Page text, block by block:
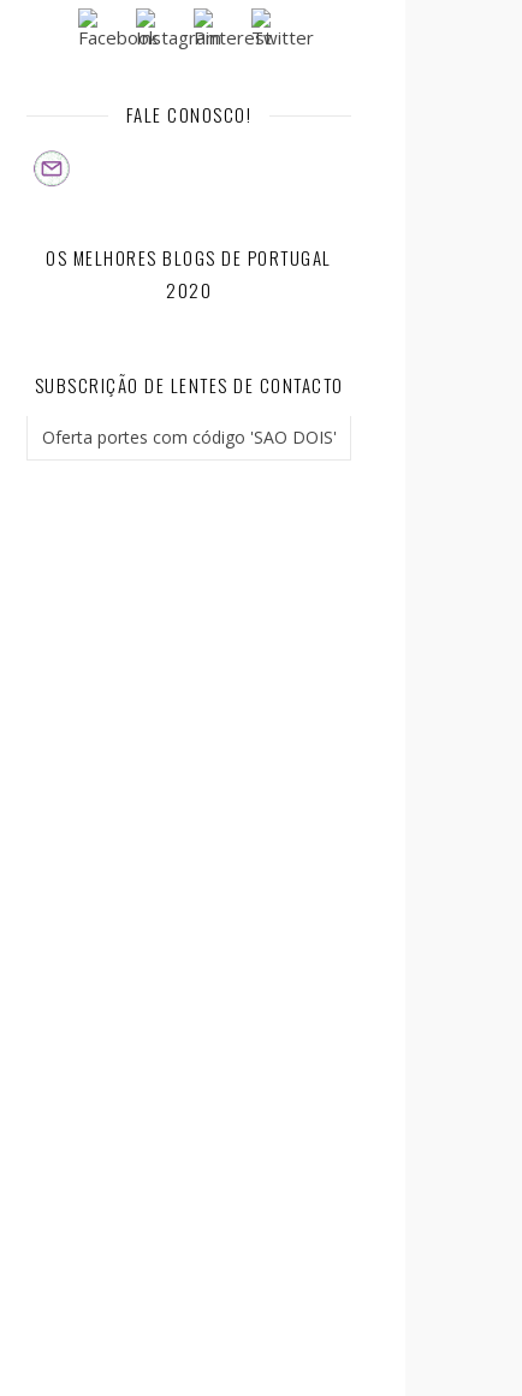
FALE CONOSCO!
OS MELHORES BLOGS DE PORTUGAL
2020
SUBSCRIÇÃO DE LENTES DE CONTACTO
Oferta portes com código 'SAO DOIS'